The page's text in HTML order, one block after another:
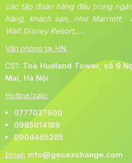
các tập đoàn hàng đầu trong
hàng, khách sạn, như Marriott,
Walt Disney Resort,….
Văn phòng tại HN:
CS1: Toà Hudland Tower, số 6
Mai, Hà Nội
Hotline/zalo:
0777037600
0985014189
0904465285
Email: info@gecexchange.com